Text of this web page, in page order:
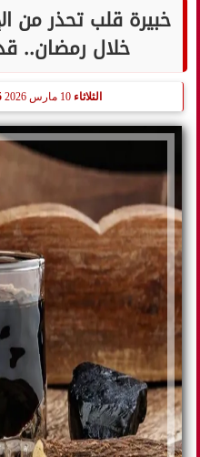
خبيرة قلب تحذر من
خلال رمضان..
الثلاثاء 10 مارس 2026